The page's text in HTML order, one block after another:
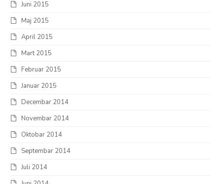
Juni 2015
Maj 2015
April 2015
Mart 2015
Februar 2015
Januar 2015
Decembar 2014
Novembar 2014
Oktobar 2014
Septembar 2014
Juli 2014